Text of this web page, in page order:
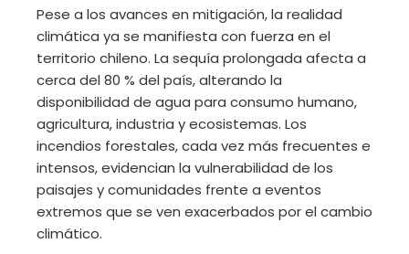
Pese a los avances en mitigación, la realidad
climática ya se manifiesta con fuerza en el
territorio chileno. La sequía prolongada afecta a
cerca del 80 % del país, alterando la
disponibilidad de agua para consumo humano,
agricultura, industria y ecosistemas. Los
incendios forestales, cada vez más frecuentes e
intensos, evidencian la vulnerabilidad de los
paisajes y comunidades frente a eventos
extremos que se ven exacerbados por el cambio
climático.